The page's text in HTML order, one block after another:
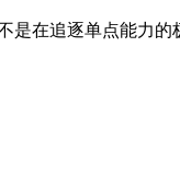
在追逐单点能力的